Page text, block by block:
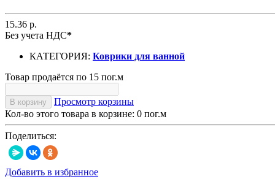
15.36 р.
Без учета НДС*
КАТЕГОРИЯ: Коврики для ванной
Товар продаётся по 15 пог.м
В корзину
Просмотр корзины
Кол-во этого товара в корзине: 0 пог.м
Поделиться:
Добавить в избранное